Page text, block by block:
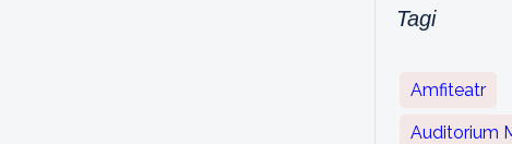
Tagi
Amfiteatr
Auditorium